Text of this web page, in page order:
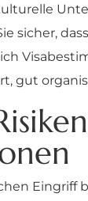
sicher,
gut
Eingriff